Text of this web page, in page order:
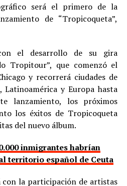
será el primero de la
de “Tropicoqueta”,
el desarrollo de su gira
Tropitour”, que comenzó el
y recorrerá ciudades de
Latinoamérica y Europa hasta
lanzamiento, los próximos
los éxitos de Tropicoqueta
del nuevo álbum.
inmigrantes habrían
territorio español de Ceuta
la participación de artistas